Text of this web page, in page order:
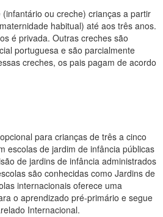
ou creche) crianças a partir
habitual) até aos três anos.
é privada. Outras creches são
portuguesa e são parcialmente
creches, os pais pagam de acordo
para crianças de três a cinco
escolas de jardim de infância públicas
de jardins de infância administrados
são conhecidas como Jardins de
internacionais oferece uma
o aprendizado pré-primário e segue
Internacional.